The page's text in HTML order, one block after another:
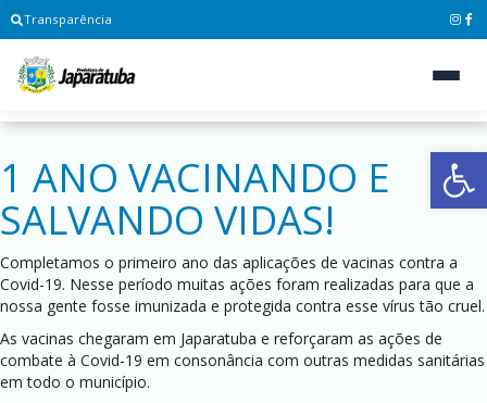
Transparência
1 ANO VACINANDO E
SALVANDO VIDAS!
Completamos o primeiro ano das aplicações de vacinas contra a
Covid-19. Nesse período muitas ações foram realizadas para que a
nossa gente fosse imunizada e protegida contra esse vírus tão cruel.
As vacinas chegaram em Japaratuba e reforçaram as ações de
combate à Covid-19 em consonância com outras medidas sanitárias
em todo o município.